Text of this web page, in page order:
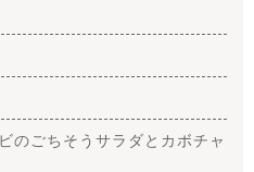
のごちそうサラダとカボチャ